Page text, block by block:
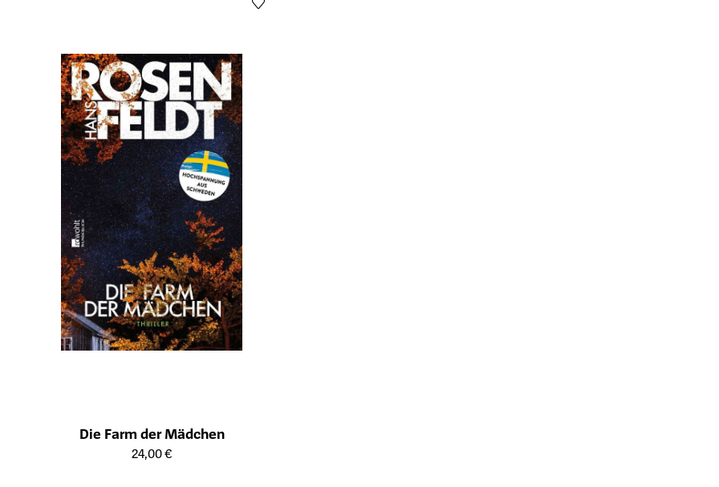
Die Farm der Mädchen
Öffnet die Detailseite des Produkts
24,00 €